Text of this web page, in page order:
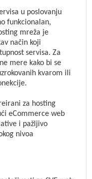
u poslovanju
funkcionalan,
mreža je
način koji
servisa. Za
mere kako bi se
kvarom ili
za hosting
eCommerce web
i pažljivo
nivoa